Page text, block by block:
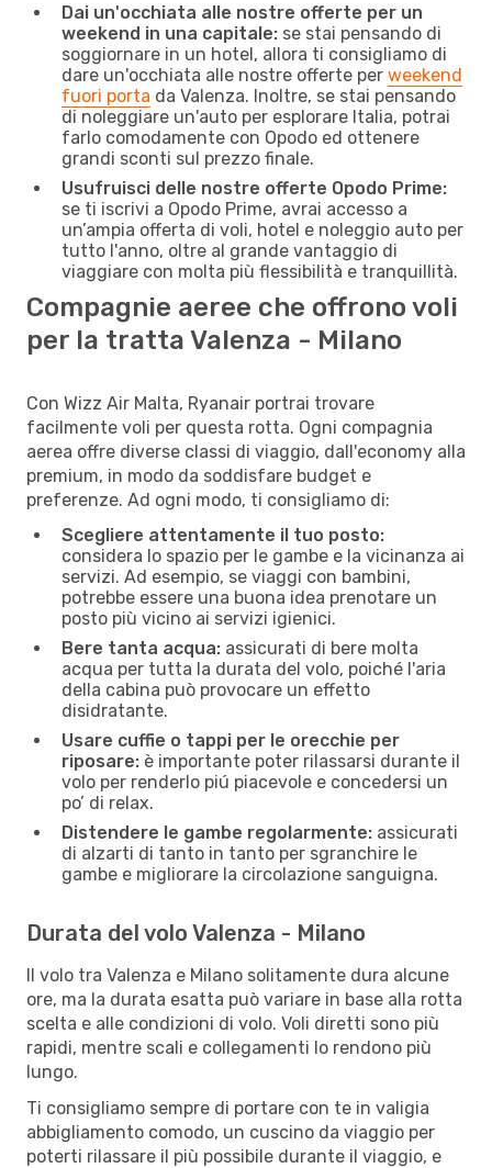
Dai un'occhiata alle nostre offerte per un
weekend in una capitale: se stai pensando di
soggiornare in un hotel, allora ti consigliamo di
dare un'occhiata alle nostre offerte per weekend
fuori porta da Valenza. Inoltre, se stai pensando
di noleggiare un'auto per esplorare Italia, potrai
farlo comodamente con Opodo ed ottenere
grandi sconti sul prezzo finale.
Usufruisci delle nostre offerte Opodo Prime:
se ti iscrivi a Opodo Prime, avrai accesso a
un’ampia offerta di voli, hotel e noleggio auto per
tutto l'anno, oltre al grande vantaggio di
viaggiare con molta più flessibilità e tranquillità.
Compagnie aeree che offrono voli
per la tratta Valenza - Milano
Con Wizz Air Malta, Ryanair portrai trovare
facilmente voli per questa rotta. Ogni compagnia
aerea offre diverse classi di viaggio, dall'economy alla
premium, in modo da soddisfare budget e
preferenze. Ad ogni modo, ti consigliamo di:
Scegliere attentamente il tuo posto:
considera lo spazio per le gambe e la vicinanza ai
servizi. Ad esempio, se viaggi con bambini,
potrebbe essere una buona idea prenotare un
posto più vicino ai servizi igienici.
Bere tanta acqua: assicurati di bere molta
acqua per tutta la durata del volo, poiché l'aria
della cabina può provocare un effetto
disidratante.
Usare cuffie o tappi per le orecchie per
riposare: è importante poter rilassarsi durante il
volo per renderlo piú piacevole e concedersi un
po’ di relax.
Distendere le gambe regolarmente: assicurati
di alzarti di tanto in tanto per sgranchire le
gambe e migliorare la circolazione sanguigna.
Durata del volo Valenza - Milano
Il volo tra Valenza e Milano solitamente dura alcune
ore, ma la durata esatta può variare in base alla rotta
scelta e alle condizioni di volo. Voli diretti sono più
rapidi, mentre scali e collegamenti lo rendono più
lungo.
Ti consigliamo sempre di portare con te in valigia
abbigliamento comodo, un cuscino da viaggio per
poterti rilassare il più possibile durante il viaggio, e